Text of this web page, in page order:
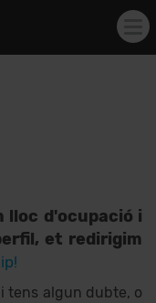
lloc d'ocupació i
et redirigim
tens algun dubte, o